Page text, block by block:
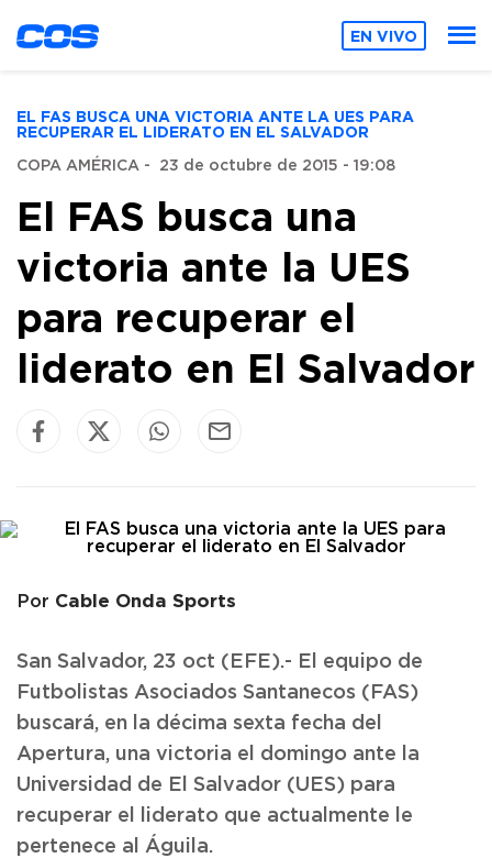
EN VIVO
EL FAS BUSCA UNA VICTORIA ANTE LA UES PARA
RECUPERAR EL LIDERATO EN EL SALVADOR
COPA AMÉRICA - 23 de octubre de 2015 - 19:08
El FAS busca una
victoria ante la UES
para recuperar el
liderato en El Salvador
Por Cable Onda Sports
San Salvador, 23 oct (EFE).- El equipo de
Futbolistas Asociados Santanecos (FAS)
buscará, en la décima sexta fecha del
Apertura, una victoria el domingo ante la
Universidad de El Salvador (UES) para
recuperar el liderato que actualmente le
pertenece al Águila.